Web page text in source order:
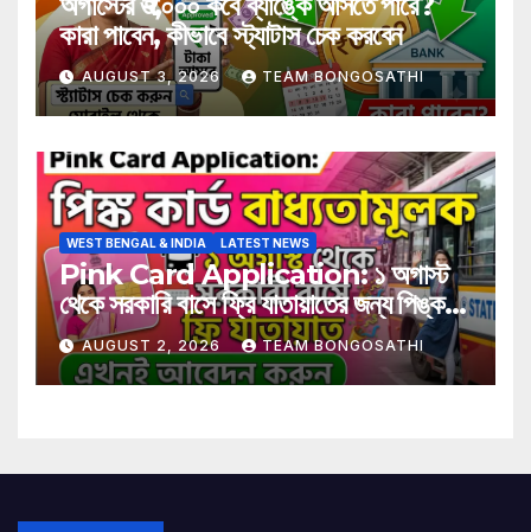
কারা পাবেন, কীভাবে স্ট্যাটাস চেক করবেন
AUGUST 3, 2026 TEAM BONGOSATHI
WEST BENGAL & INDIA LATEST NEWS
Pink Card Application: ১ অগাস্ট
থেকে সরকারি বাসে ফ্রি যাতায়াতের জন্য পিঙ্ক
কার্ড বাধ্যতামূলক? আবেদন করুন এখনই
AUGUST 2, 2026 TEAM BONGOSATHI